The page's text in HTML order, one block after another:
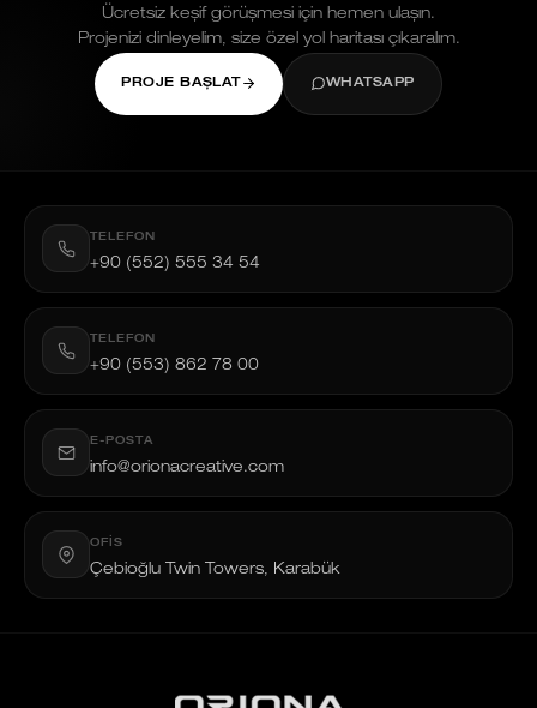
Ücretsiz keşif görüşmesi için hemen ulaşın.
Projenizi dinleyelim, size özel yol haritası çıkaralım.
PROJE BAŞLAT WHATSAPP
TELEFON
+90 (552) 555 34 54
TELEFON
+90 (553) 862 78 00
E-POSTA
info@orionacreative.com
OFIS
Çebioğlu Twin Towers, Karabük